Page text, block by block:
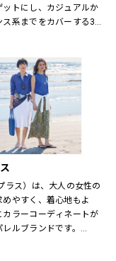
ットにし、カジュアルか
ス系までをカバーする3ブ
で取り揃え、ファッショ
ルで提案しています。
ラス）は、大人の女性の
めやすく、着心地もよ
カラーコーディネートが
ルブランドです。